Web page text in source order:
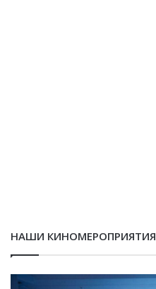
НАШИ КИНОМЕРОПРИЯТИЯ